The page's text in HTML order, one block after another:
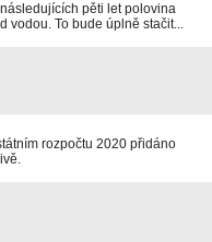
pěti let polovina
vodou. To bude úplně stačit...
rozpočtu 2020 přidáno